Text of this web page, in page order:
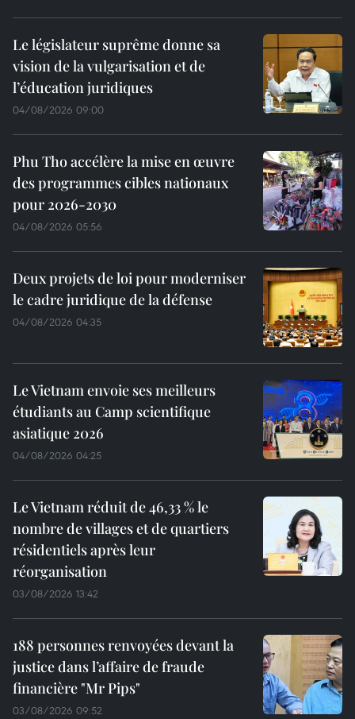
Le législateur suprême donne sa
vision de la vulgarisation et de
l’éducation juridiques
04/08/2026 09:00
Phu Tho accélère la mise en œuvre
des programmes cibles nationaux
pour 2026-2030
04/08/2026 05:56
Deux projets de loi pour moderniser
le cadre juridique de la défense
04/08/2026 04:35
Le Vietnam envoie ses meilleurs
étudiants au Camp scientifique
asiatique 2026
04/08/2026 04:25
Le Vietnam réduit de 46,33 % le
nombre de villages et de quartiers
résidentiels après leur
réorganisation
03/08/2026 13:42
188 personnes renvoyées devant la
justice dans l’affaire de fraude
financière "Mr Pips"
03/08/2026 09:52